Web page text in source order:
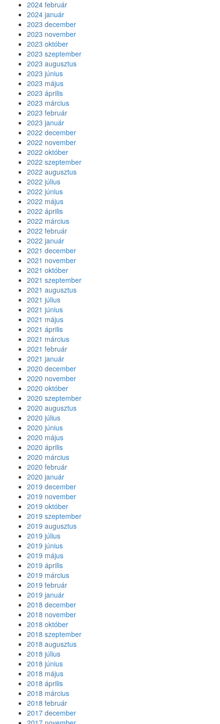
2024 február
2024 január
2023 december
2023 november
2023 október
2023 szeptember
2023 augusztus
2023 június
2023 május
2023 április
2023 március
2023 február
2023 január
2022 december
2022 november
2022 október
2022 szeptember
2022 augusztus
2022 július
2022 június
2022 május
2022 április
2022 március
2022 február
2022 január
2021 december
2021 november
2021 október
2021 szeptember
2021 augusztus
2021 július
2021 június
2021 május
2021 április
2021 március
2021 február
2021 január
2020 december
2020 november
2020 október
2020 szeptember
2020 augusztus
2020 július
2020 június
2020 május
2020 április
2020 március
2020 február
2020 január
2019 december
2019 november
2019 október
2019 szeptember
2019 augusztus
2019 július
2019 június
2019 május
2019 április
2019 március
2019 február
2019 január
2018 december
2018 november
2018 október
2018 szeptember
2018 augusztus
2018 július
2018 június
2018 május
2018 április
2018 március
2018 február
2017 december